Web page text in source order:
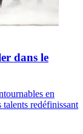
dans le
en
talents redéfinissant